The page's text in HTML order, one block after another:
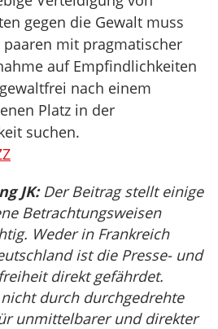
gegen die Gewalt muss
paaren mit pragmatischer
auf Empfindlichkeiten
nach einem
Platz in der
suchen.
JK:Der Beitrag stellt einige
Betrachtungsweisen
Weder in Frankreich
ist die Presse- und
direkt gefährdet.
durch durchgedrehte
unmittelbarer und direkter